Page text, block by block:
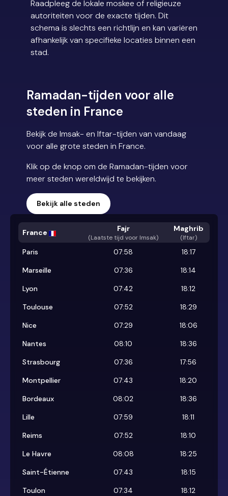
Raadpleeg de lokale moskee of religieuze
autoriteiten voor de exacte tijden. Dit
schema is slechts een richtlijn en kan variëren
afhankelijk van specifieke locaties binnen een
stad.
Ramadan-tijden voor alle
steden in France
Bekijk de Imsak- en Iftar-tijden van vandaag
voor alle grote steden in France.
Klik op de knop om de Ramadan-tijden voor
meer steden wereldwijd te bekijken.
Bekijk alle steden
France Fajr
(Laatste tijd voor Imsak)
Maghrib
(Iftar)
Paris 07:58
18:17
Marseille
07:36
18:14
Lyon
07:42
18:12
Toulouse
07:52
18:29
Nice
07:29
18:06
Nantes
08:10
18:36
Strasbourg
07:36
17:56
Montpellier
07:43
18:20
Bordeaux
08:02
18:36
Lille
07:59
18:11
Reims
07:52
18:10
Le Havre
08:08
18:25
Saint-Étienne
07:43
18:15
Toulon
07:34
18:12